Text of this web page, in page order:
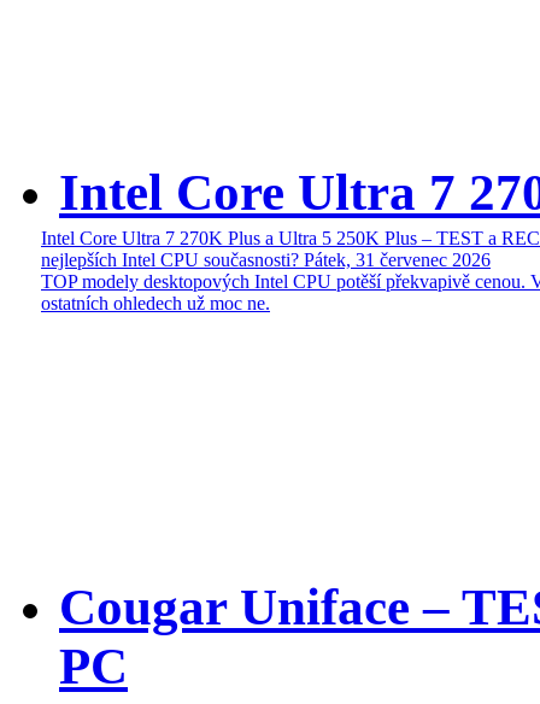
Intel Core Ultra 7
Intel Core Ultra 7 270K Plus a Ultra 5 250K Plus – TEST a
nejlepších Intel CPU současnosti? Pátek, 31 červenec 2026
TOP modely desktopových Intel CPU potěší překvapivě cenou.
ostatních ohledech už moc ne.
Cougar Uniface –
PC